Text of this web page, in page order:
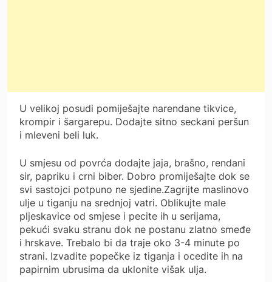
U velikoj posudi pomiješajte narendane tikvice,
krompir i šargarepu. Dodajte sitno seckani peršun
i mleveni beli luk.
U smjesu od povrća dodajte jaja, brašno, rendani
sir, papriku i crni biber. Dobro promiješajte dok se
svi sastojci potpuno ne sjedine.Zagrijte maslinovo
ulje u tiganju na srednjoj vatri. Oblikujte male
pljeskavice od smjese i pecite ih u serijama,
pekući svaku stranu dok ne postanu zlatno smeđe
i hrskave. Trebalo bi da traje oko 3-4 minute po
strani. Izvadite popečke iz tiganja i ocedite ih na
papirnim ubrusima da uklonite višak ulja.